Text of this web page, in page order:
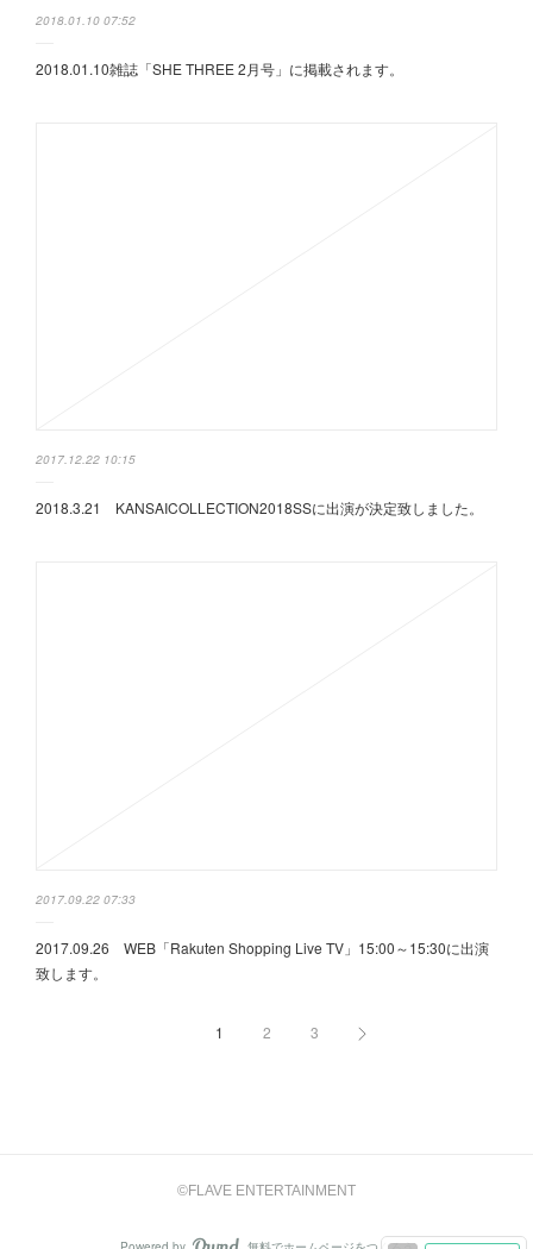
2018.01.10 07:52
2018.01.10雑誌「SHE THREE 2月号」に掲載されます。
2017.12.22 10:15
2018.3.21 KANSAICOLLECTION2018SSに出演が決定致しました。
2017.09.22 07:33
2017.09.26 WEB「Rakuten Shopping Live TV」15:00～15:30に出演
致します。
1 2 3
©FLAVE ENTERTAINMENT